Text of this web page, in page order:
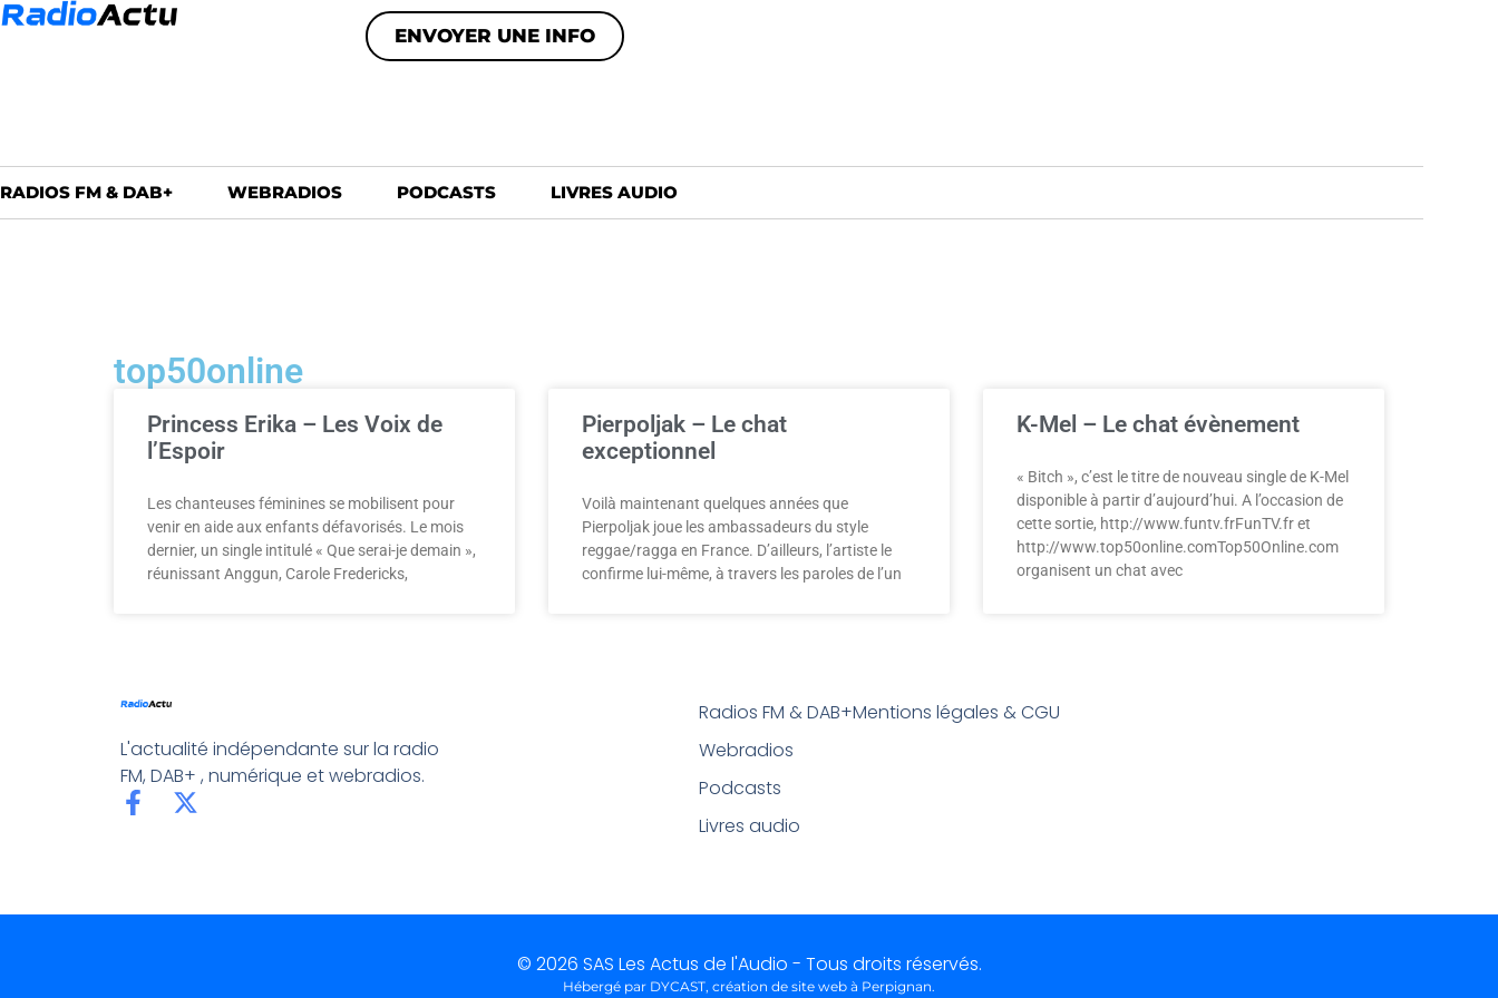
ENVOYER UNE INFO
RADIOS FM & DAB+ WEBRADIOS PODCASTS LIVRES AUDIO
top50online
Princess Erika – Les Voix de
l’Espoir
Les chanteuses féminines se mobilisent pour
venir en aide aux enfants défavorisés. Le mois
dernier, un single intitulé « Que serai-je demain »,
réunissant Anggun, Carole Fredericks,
Pierpoljak – Le chat
exceptionnel
Voilà maintenant quelques années que
Pierpoljak joue les ambassadeurs du style
reggae/ragga en France. D’ailleurs, l’artiste le
confirme lui-même, à travers les paroles de l’un
K-Mel – Le chat évènement
« Bitch », c’est le titre de nouveau single de K-Mel
disponible à partir d’aujourd’hui. A l’occasion de
cette sortie, http://www.funtv.frFunTV.fr et
http://www.top50online.comTop50Online.com
organisent un chat avec
L'actualité indépendante sur la radio
FM, DAB+ , numérique et webradios.
Radios FM & DAB+
Webradios
Podcasts
Livres audio
Mentions légales & CGU
© 2026 SAS Les Actus de l'Audio - Tous droits réservés.
Hébergé par DYCAST, création de site web à Perpignan.